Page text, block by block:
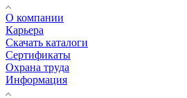
О компании
Карьера
Cкачать каталоги
Сертификаты
Охрана труда
Информация